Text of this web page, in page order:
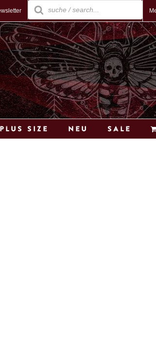
Products
search
Plus Size Neu Sale